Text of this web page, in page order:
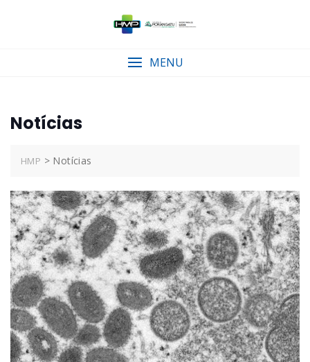
MENU
Notícias
HMP > Notícias